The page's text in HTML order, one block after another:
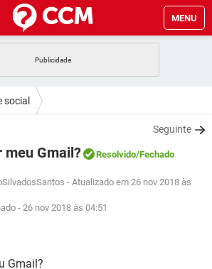
MENU
GMAIL
WHATSAPP
FACEBOOK
EXCEL
FACEBOOK
social
Seguinte
meu Gmail? Resolvido/Fechado
- Atualizado em 26 nov 2018 às
- 26 nov 2018 às 04:51
Gmail?